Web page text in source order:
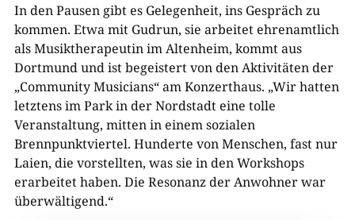
In den Pausen gibt es Gelegenheit, ins Gespräch zu
kommen. Etwa mit Gudrun, sie arbeitet ehrenamtlich
als Musiktherapeutin im Altenheim, kommt aus
Dortmund und ist begeistert von den Aktivitäten der
„Community Musicians“ am Konzerthaus. „Wir hatten
letztens im Park in der Nordstadt eine tolle
Veranstaltung, mitten in einem sozialen
Brennpunktviertel. Hunderte von Menschen, fast nur
Laien, die vorstellten, was sie in den Workshops
erarbeitet haben. Die Resonanz der Anwohner war
überwältigend.“